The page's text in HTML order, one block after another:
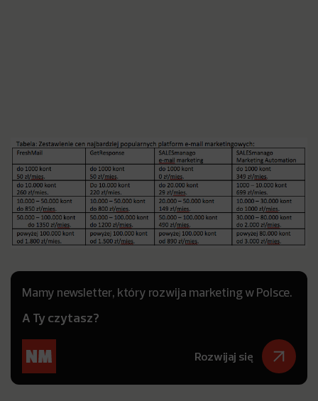
Mamy newsletter, który rozwija marketing w Polsce.
A Ty czytasz?
Rozwijaj się